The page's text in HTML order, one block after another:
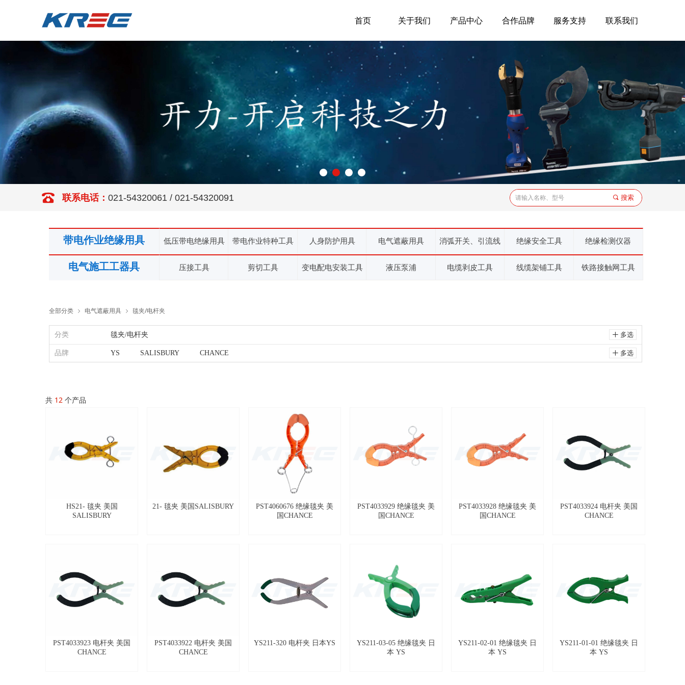
首页 关于我们 产品中心 合作品牌 服务支持 联系我们
联系电话： 021-54320061 / 021-54320091 끠 搜索
全部分类 ꁇ 电气遮蔽用具 ꁇ 毯夹/电杆夹
分类 ꄸ 多选
毯夹/电杆夹
品牌 ꄸ 多选
YS SALISBURY CHANCE
共 12 个产品
HS21- 毯夹 美国
SALISBURY
21- 毯夹 美国SALISBURY
PST4060676 绝缘毯夹 美
国CHANCE
PST4033929 绝缘毯夹 美
国CHANCE
PST4033928 绝缘毯夹 美
国CHANCE
PST4033924 电杆夹 美国
CHANCE
PST4033923 电杆夹 美国
CHANCE
PST4033922 电杆夹 美国
CHANCE
YS211-320 电杆夹 日本YS
YS211-03-05 绝缘毯夹 日
本 YS
YS211-02-01 绝缘毯夹 日
本 YS
YS211-01-01 绝缘毯夹 日
本 YS
电气施工工器具
带电作业绝缘用具 低压带电绝缘用具 带电作业特种工具 人身防护用具 电气遮蔽用具 消弧开关、引流线 绝缘安全工具 绝缘检测仪器
压接工具 剪切工具 变电配电安装工具 液压泵浦 电缆剥皮工具 线缆架铺工具 铁路接触网工具